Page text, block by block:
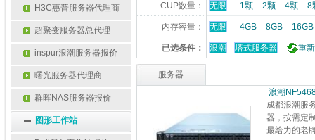
H3C惠普服务器代理商
超聚变服务器总代理
inspur浪潮服务器报价
曙光服务器代理商
群晖NAS服务器报价
图形工作站
CUP数量： 无限 1颗 2颗 4颗 8
内存容量： 无限 4GB 8GB 16GB
已选条件： 浪潮 塔式服务器 重
服务器
 浪潮
成都浪潮服
器，按需定
最给力的老